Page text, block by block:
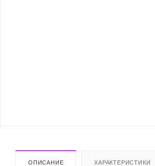
ОПИСАНИЕ ХАРАКТЕРИСТИКИ